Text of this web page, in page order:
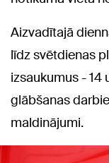
Aizvadītajā
līdz svētdienas
izsaukumus - 14
glābšanas
maldinājumi.